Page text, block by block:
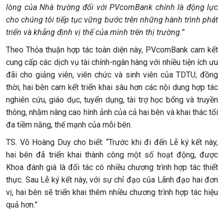
lòng của Nhà trường đối với PVcomBank chính là động lực
cho chúng tôi tiếp tục vững bước trên những hành trình phát
triển và khẳng định vị thế của mình trên thị trường.”
Theo Thỏa thuận hợp tác toàn diện này, PVcomBank cam kết
cung cấp các dịch vụ tài chính-ngân hàng với nhiều tiện ích ưu
đãi cho giảng viên, viên chức và sinh viên của TDTU; đồng
thời, hai bên cam kết triển khai sâu hơn các nội dung hợp tác
nghiên cứu, giáo dục, tuyển dụng, tài trợ học bổng và truyền
thông, nhằm nâng cao hình ảnh của cả hai bên và khai thác tối
đa tiềm năng, thế mạnh của mỗi bên.
TS. Võ Hoàng Duy cho biết: “Trước khi đi đến Lễ ký kết này,
hai bên đã triển khai thành công một số hoạt động, được
Khoa đánh giá là đối tác có nhiều chương trình hợp tác thiết
thực. Sau Lễ ký kết này, với sự chỉ đạo của Lãnh đạo hai đơn
vị, hai bên sẽ triển khai thêm nhiều chương trình hợp tác hiệu
quả hơn.”